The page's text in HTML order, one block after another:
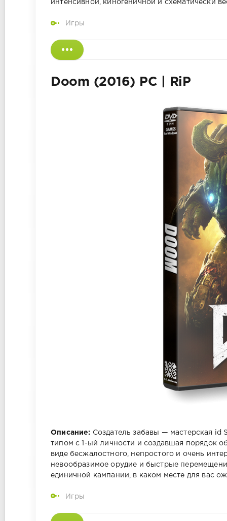
интенсивной, киногеничной и схематически
Игры
Doom (2016) PC | RiP
Описание: Создатель забавы — мастерская
типом с 1-ый личности и создавшая порядок
виде бесжалостного, непростого и очень
невообразимое орудие и быстрые
единичной кампании, в каком месте для вас
Игры